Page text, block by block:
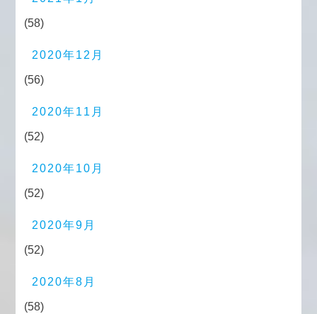
(58)
2020年12月
(56)
2020年11月
(52)
2020年10月
(52)
2020年9月
(52)
2020年8月
(58)